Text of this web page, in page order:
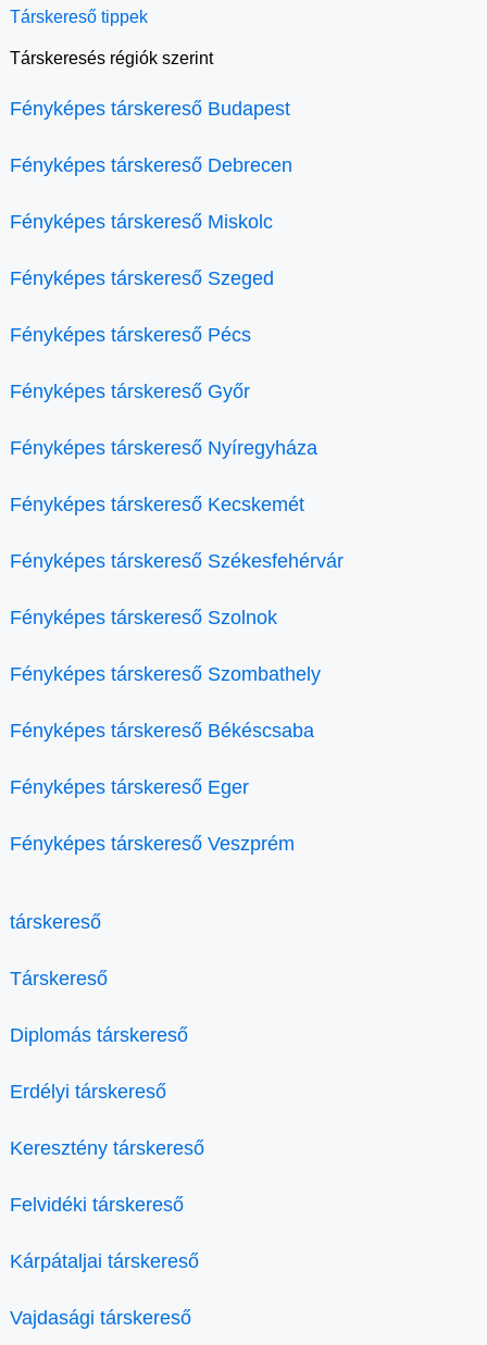
Társkereső tippek
Társkeresés régiók szerint
Fényképes társkereső Budapest
Fényképes társkereső Debrecen
Fényképes társkereső Miskolc
Fényképes társkereső Szeged
Fényképes társkereső Pécs
Fényképes társkereső Győr
Fényképes társkereső Nyíregyháza
Fényképes társkereső Kecskemét
Fényképes társkereső Székesfehérvár
Fényképes társkereső Szolnok
Fényképes társkereső Szombathely
Fényképes társkereső Békéscsaba
Fényképes társkereső Eger
Fényképes társkereső Veszprém
társkereső
Társkereső
Diplomás társkereső
Erdélyi társkereső
Keresztény társkereső
Felvidéki társkereső
Kárpátaljai társkereső
Vajdasági társkereső